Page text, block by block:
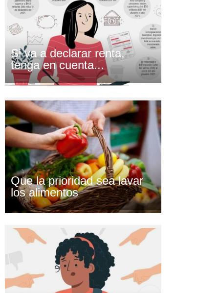
Si va a declarar renta,
tenga en cuenta...
Que la prioridad sea lavar
los alimentos